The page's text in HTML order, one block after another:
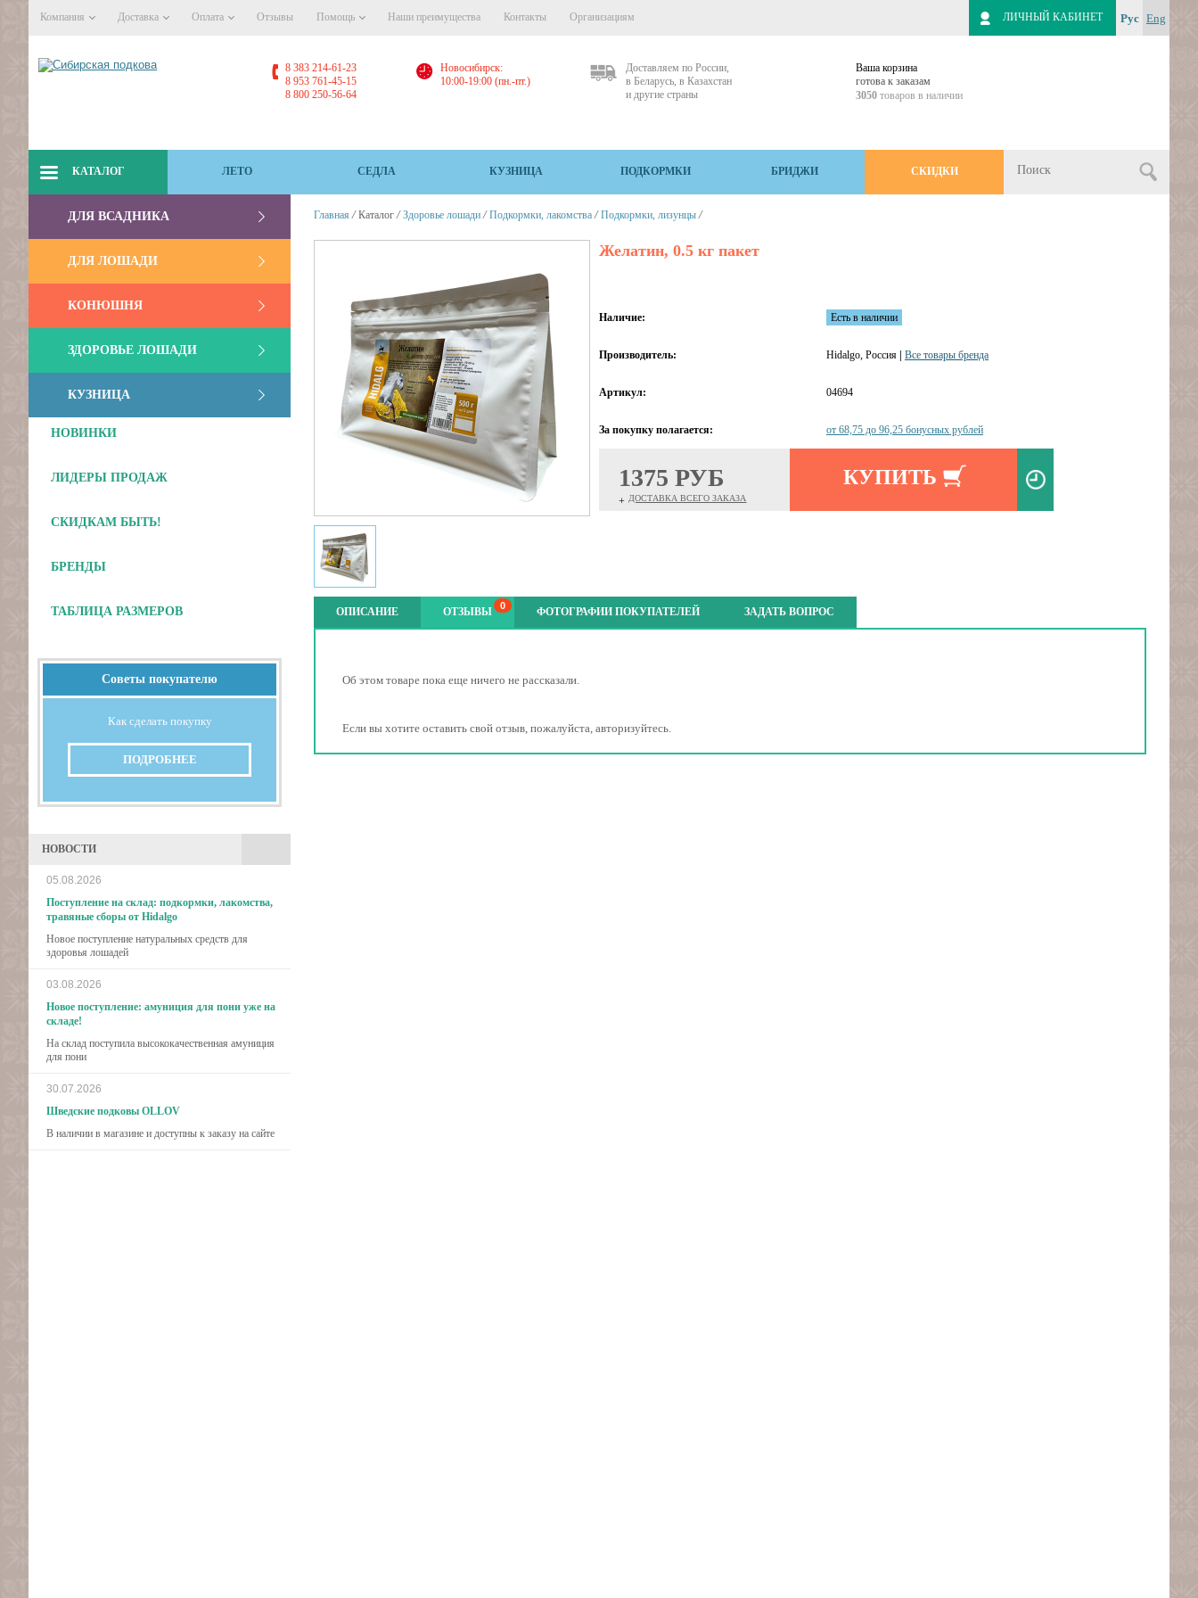
Компания Доставка Оплата Отзывы Помощь Наши преимущества Контакты Организациям Рус Eng
ЛИЧНЫЙ КАБИНЕТ
8 383 214-61-23
8 953 761-45-15
8 800 250-56-64
Новосибирск:
10:00-19:00 (пн.-пт.)
Доставляем по России,
в Беларусь, в Казахстан
и другие страны
Ваша корзина
готова к заказам
3050 товаров в наличии
КАТАЛОГ ЛЕТО СЕДЛА КУЗНИЦА ПОДКОРМКИ БРИДЖИ СКИДКИ
ДЛЯ ВСАДНИКА
ДЛЯ ЛОШАДИ
КОНЮШНЯ
ЗДОРОВЬЕ ЛОШАДИ
КУЗНИЦА
НОВИНКИ
ЛИДЕРЫ ПРОДАЖ
СКИДКАМ БЫТЬ!
БРЕНДЫ
ТАБЛИЦА РАЗМЕРОВ
Советы покупателю
Как сделать покупку
ПОДРОБНЕЕ
НОВОСТИ
05.08.2026
Поступление на склад: подкормки, лакомства,
травяные сборы от Hidalgo
Новое поступление натуральных средств для
здоровья лошадей
03.08.2026
Новое поступление: амуниция для пони уже на
складе!
На склад поступила высококачественная амуниция
для пони
30.07.2026
Шведские подковы OLLOV
В наличии в магазине и доступны к заказу на сайте
Главная / Каталог / Здоровье лошади / Подкормки, лакомства / Подкормки, лизунцы /
Желатин, 0.5 кг пакет
Наличие: Есть в наличии
Производитель: Hidalgo, Россия| Все товары бренда
Артикул: 04694
За покупку полагается: от 68,75 до 96,25 бонусных рублей
1375 РУБ
+ ДОСТАВКА ВСЕГО ЗАКАЗА
КУПИТЬ
Отложить
ОПИСАНИЕ ОТЗЫВЫ 0 ФОТОГРАФИИ ПОКУПАТЕЛЕЙ ЗАДАТЬ ВОПРОС
Об этом товаре пока еще ничего не рассказали.
Если вы хотите оставить свой отзыв, пожалуйста, авторизуйтесь.